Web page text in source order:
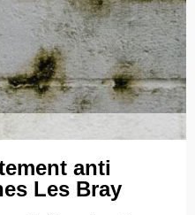
anti
Les Bray